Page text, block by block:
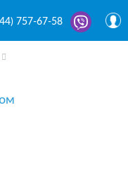
757-67-58